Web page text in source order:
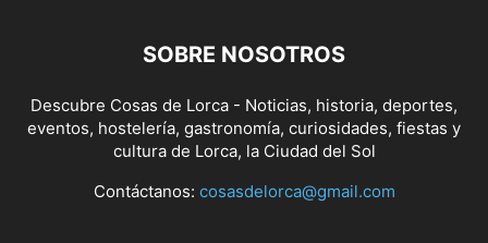
SOBRE NOSOTROS
Descubre Cosas de Lorca - Noticias, historia, deportes,
eventos, hostelería, gastronomía, curiosidades, fiestas y
cultura de Lorca, la Ciudad del Sol
Contáctanos: cosasdelorca@gmail.com